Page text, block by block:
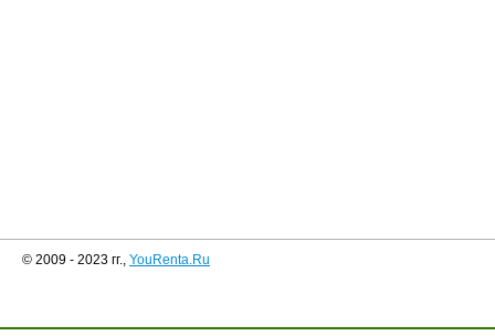
© 2009 - 2023 гг., YouRenta.Ru